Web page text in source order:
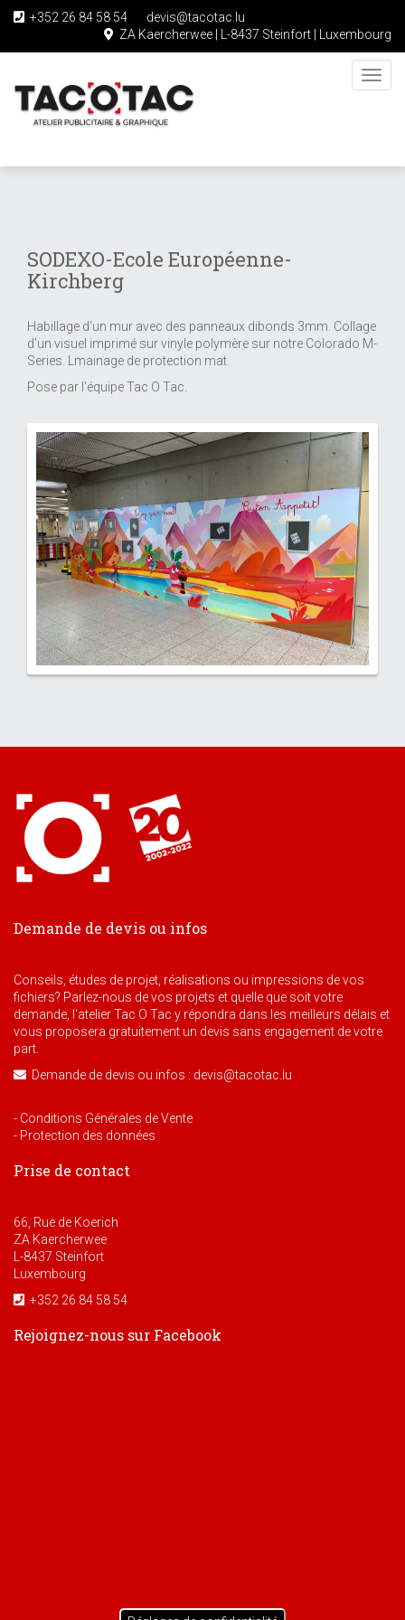
+352 26 84 58 54
devis@tacotac.lu
ZA Kaercherwee | L-8437 Steinfort | Luxembourg
SODEXO-Ecole Européenne-
Kirchberg
Habillage d'un mur avec des panneaux dibonds 3mm. Collage
d'un visuel imprimé sur vinyle polymère sur notre Colorado M-
Series. Lmainage de protection mat.
Pose par l'équipe Tac O Tac.
Demande de devis ou infos
Conseils, études de projet, réalisations ou impressions de vos
fichiers? Parlez-nous de vos projets et quelle que soit votre
demande, l'atelier Tac O Tac y répondra dans les meilleurs délais et
vous proposera gratuitement un devis sans engagement de votre
part.
Demande de devis ou infos : devis@tacotac.lu
- Conditions Générales de Vente
- Protection des données
Prise de contact
66, Rue de Koerich
ZA Kaercherwee
L-8437 Steinfort
Luxembourg
+352 26 84 58 54
Rejoignez-nous sur Facebook